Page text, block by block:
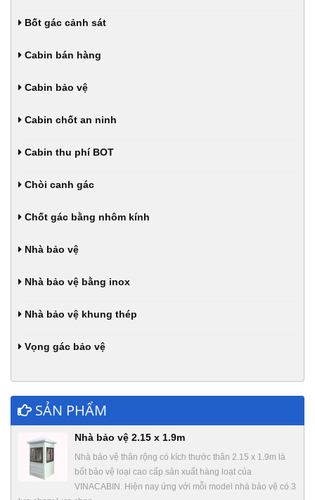
Bốt gác cảnh sát
Cabin bán hàng
Cabin bảo vệ
Cabin chốt an ninh
Cabin thu phí BOT
Chòi canh gác
Chốt gác bằng nhôm kính
Nhà bảo vệ
Nhà bảo vệ bằng inox
Nhà bảo vệ khung thép
Vọng gác bảo vệ
SẢN PHẨM
Nhà bảo vệ 2.15 x 1.9m
Nhà bảo vệ thân rộng có kích thước thân 2.15 x 1.9m là
bốt bảo vệ loại cao cấp sản xuất hàng loạt của
VINACABIN. Hiện nay ứng với mỗi model nhà bảo vệ có 3